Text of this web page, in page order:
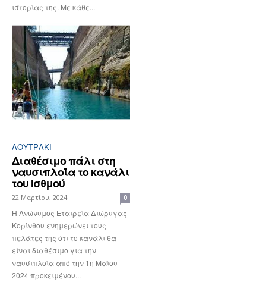
ιστορίας της. Με κάθε...
ΛΟΥΤΡΆΚΙ
Διαθέσιμο πάλι στη
ναυσιπλοΐα το κανάλι
του Ισθμού
22 Μαρτίου, 2024 0
Η Ανώνυμος Εταιρεία Διώρυγας
Κορίνθου ενημερώνει τους
πελάτες της ότι το κανάλι θα
είναι διαθέσιμο για την
ναυσιπλοΐα από την 1η Μαΐου
2024 προκειμένου...